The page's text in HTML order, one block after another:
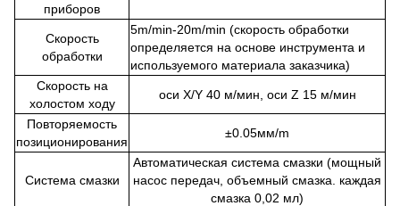
приборов
Скорость
обработки
5m/min-20m/min (скорость обработки
определяется на основе инструмента и
используемого материала заказчика)
Скорость на
холостом ходу
оси X/Y 40 м/мин, оси Z 15 м/мин
Повторяемость
позиционирования
±0.05мм/m
Система смазки
Автоматическая система смазки (мощный
насос передач, объемный смазка. каждая
смазка 0,02 мл)